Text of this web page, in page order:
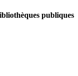
publiques